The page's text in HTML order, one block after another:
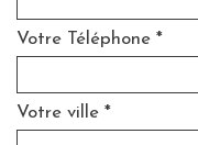
Votre Téléphone *
Votre ville *